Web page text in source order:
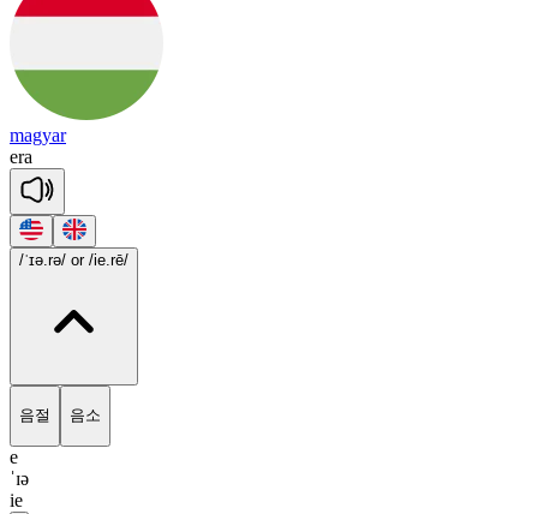
magyar
era
/ˈɪə.rə/ or /ie.rē/
음절 음소
e
ˈɪə
ie